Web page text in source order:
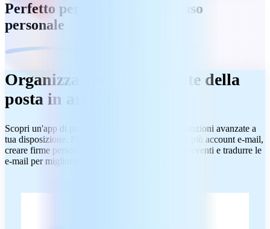
Perfetto per il lavoro e per l'uso
personale
Organizzazione intelligente della
posta in arrivo
Scopri un'app di posta elettronica intuitiva con funzioni avanzate a
tua disposizione. Puoi aggiungere e lavorare con più account e-mail,
creare firme personalizzate, importare contatti ed eventi e tradurre le
e-mail per migliorare la tua comunicazione.